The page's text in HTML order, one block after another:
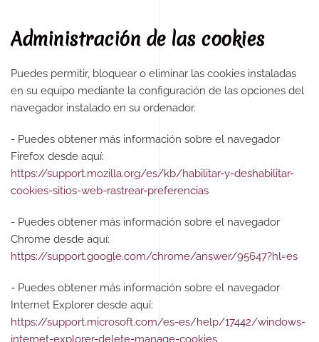
Administración de las cookies
Puedes permitir, bloquear o eliminar las cookies instaladas
en su equipo mediante la configuración de las opciones del
navegador instalado en su ordenador.
- Puedes obtener más información sobre el navegador
Firefox desde aquí:
https://support.mozilla.org/es/kb/habilitar-y-deshabilitar-
cookies-sitios-web-rastrear-preferencias
- Puedes obtener más información sobre el navegador
Chrome desde aquí:
https://support.google.com/chrome/answer/95647?hl=es
- Puedes obtener más información sobre el navegador
Internet Explorer desde aquí:
https://support.microsoft.com/es-es/help/17442/windows-
internet-explorer-delete-manage-cookies